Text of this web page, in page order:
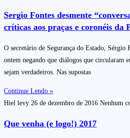
Sergio Fontes desmente
críticas aos praças e coronéis da
O secretário de Segurança do Estado,
ontem negando que diálogos que circularam
sejam verdadeiros. Nas supostas
Continue Lendo »
Hiel levy 26 de dezembro de 2016 Nenhum
Que venha (e logo!) 2017